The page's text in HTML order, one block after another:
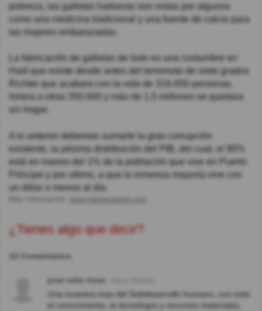
pobreza, las galletas haitianas son vistas por algunos
como una medicina tradicional y una fuente de calcio para
las mujeres embarazadas.
La fabricación de galletas de lodo es una costumbre en
Haití que existe desde antes del terremoto de siete grados
Richter que acabara con la vida de 316.000 personas,
hiriera a otras 350.000 y más de 1,5 millones se quedara
sin hogar.
A lo anterior debemos sumarle la gran corrupción
existente, la pésima distribución del PIB, del cual, el 90%
está en manos del 1% de la población que vive en Puerto
Príncipe y por ultimo, a que la inmensa mayoría vive con
un dólar o menos al día.
www.ngenespanol.com
¿Tienes algo que decir?
12 Comentarios
jose ortiz rivas
Una muestra mas del Subdesarrollo humano, con todo
el conocimiento, la tecnología y recursos materiales,